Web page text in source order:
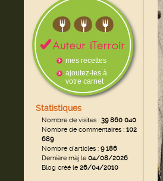
mes recettes
ajoutez-les à
votre carnet
Statistiques
Nombre de visites : 39 860 040
Nombre de commentaires : 102
689
Nombre d'articles : 9 186
Dernière màj le04/08/2026
Blog créé le26/04/2010